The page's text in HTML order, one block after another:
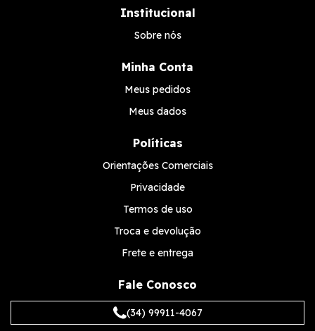
Institucional
Sobre nós
Minha Conta
Meus pedidos
Meus dados
Políticas
Orientações Comerciais
Privacidade
Termos de uso
Troca e devolução
Frete e entrega
Fale Conosco
(34) 99911-4067